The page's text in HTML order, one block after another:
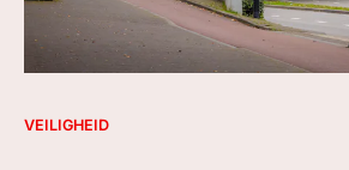
VEILIGHEID